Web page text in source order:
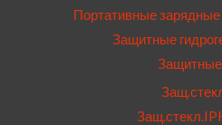
Портативные зарядные
Защитные
Защитные